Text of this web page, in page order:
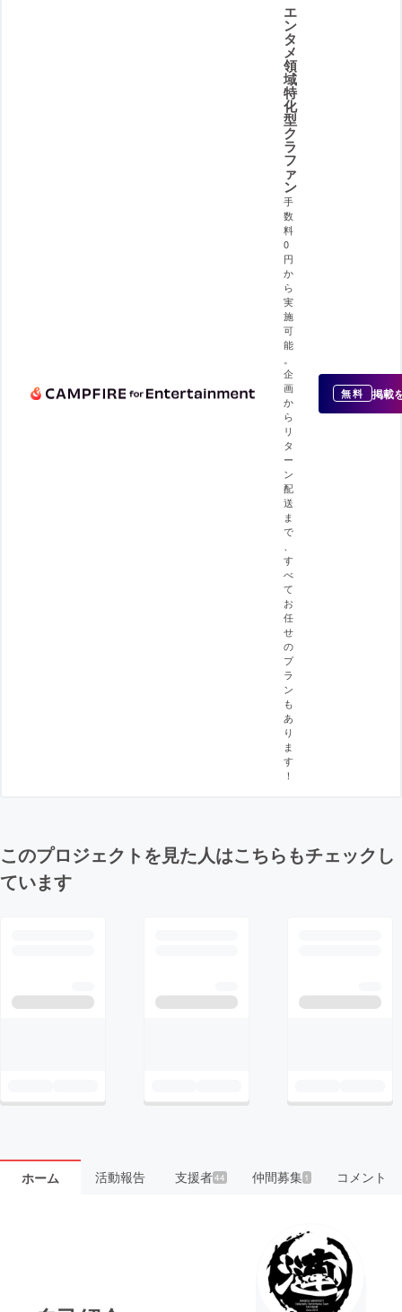
エ
ン
タ
メ
領
域
特
化
型
ク
ラ
フ
ァ
ン
手
数
料
0
円
か
ら
実
施
可
能
企
画
か
ら
リ
タ
ー
ン
配
送
ま
で
す
べ
て
お
任
せ
の
プ
ラ
ン
も
あ
り
ま
す
！
無料 掲載
このプロジェクトを見た人はこちらもチェックし
ています
ホーム 活動報告 支援者44 仲間募集 1 コメント